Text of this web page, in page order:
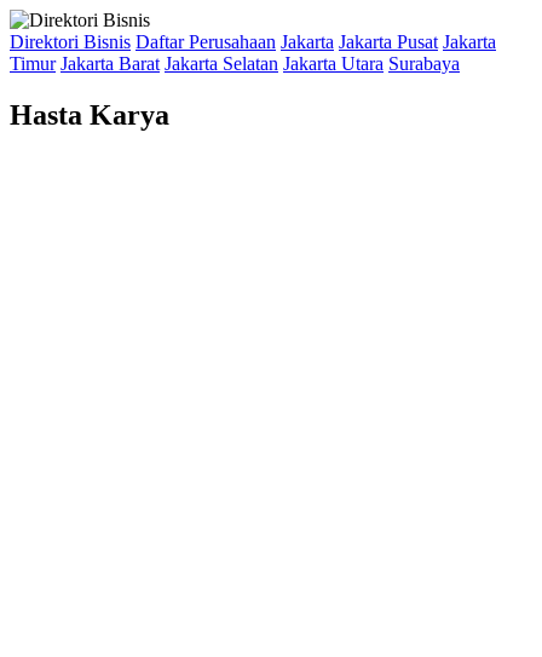
Direktori Bisnis Daftar Perusahaan Jakarta Jakarta Pusat Jakarta
Timur Jakarta Barat Jakarta Selatan Jakarta Utara Surabaya
Hasta Karya